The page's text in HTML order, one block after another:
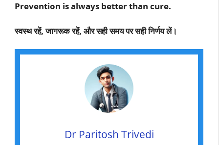
Prevention is always better than cure.
स्वस्थ रहें, जागरूक रहें, और सही समय पर सही निर्णय लें।
Dr Paritosh Trivedi